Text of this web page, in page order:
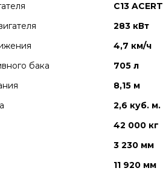
C13 ACERT
283 кВт
4,7 км/ч
бака
705 л
8,15 м
2,6 куб. м.
42 000 кг
3 230 мм
11 920 мм